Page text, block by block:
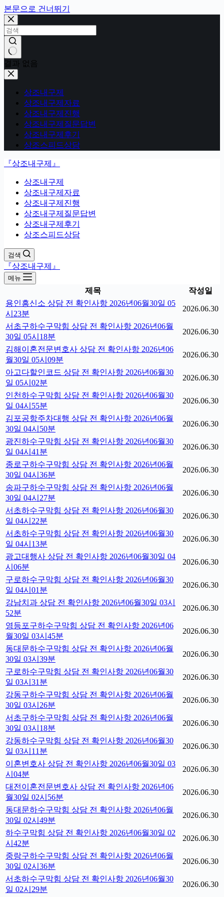
본문으로 건너뛰기
결과 없음
상조내구제
상조내구제자료
상조내구제진행
상조내구제질문답변
상조내구제후기
상조스피드상담
『상조내구제』
상조내구제
상조내구제자료
상조내구제진행
상조내구제질문답변
상조내구제후기
상조스피드상담
검색
『상조내구제』
메뉴
제목
작성일
용인흥신소 상담 전 확인사항 2026년06월30일 05
시23분
2026.06.30
서초구하수구막힘 상담 전 확인사항 2026년06월
30일 05시18분
2026.06.30
김해이혼전문변호사 상담 전 확인사항 2026년06
월30일 05시09분
2026.06.30
아고다할인코드 상담 전 확인사항 2026년06월30
일 05시02분
2026.06.30
인천하수구막힘 상담 전 확인사항 2026년06월30
일 04시55분
2026.06.30
김포공항주차대행 상담 전 확인사항 2026년06월
30일 04시50분
2026.06.30
광진하수구막힘 상담 전 확인사항 2026년06월30
일 04시41분
2026.06.30
종로구하수구막힘 상담 전 확인사항 2026년06월
30일 04시36분
2026.06.30
송파구하수구막힘 상담 전 확인사항 2026년06월
30일 04시27분
2026.06.30
서초하수구막힘 상담 전 확인사항 2026년06월30
일 04시22분
2026.06.30
서초하수구막힘 상담 전 확인사항 2026년06월30
일 04시13분
2026.06.30
광고대행사 상담 전 확인사항 2026년06월30일 04
시06분
2026.06.30
구로하수구막힘 상담 전 확인사항 2026년06월30
일 04시01분
2026.06.30
강남치과 상담 전 확인사항 2026년06월30일 03시
52분
2026.06.30
영등포구하수구막힘 상담 전 확인사항 2026년06
월30일 03시45분
2026.06.30
동대문하수구막힘 상담 전 확인사항 2026년06월
30일 03시39분
2026.06.30
구로하수구막힘 상담 전 확인사항 2026년06월30
일 03시31분
2026.06.30
강동구하수구막힘 상담 전 확인사항 2026년06월
30일 03시26분
2026.06.30
서초구하수구막힘 상담 전 확인사항 2026년06월
30일 03시18분
2026.06.30
강동하수구막힘 상담 전 확인사항 2026년06월30
일 03시11분
2026.06.30
이혼변호사 상담 전 확인사항 2026년06월30일 03
시04분
2026.06.30
대전이혼전문변호사 상담 전 확인사항 2026년06
월30일 02시56분
2026.06.30
동대문하수구막힘 상담 전 확인사항 2026년06월
30일 02시49분
2026.06.30
하수구막힘 상담 전 확인사항 2026년06월30일 02
시42분
2026.06.30
중랑구하수구막힘 상담 전 확인사항 2026년06월
30일 02시36분
2026.06.30
서초하수구막힘 상담 전 확인사항 2026년06월30
일 02시29분
2026.06.30